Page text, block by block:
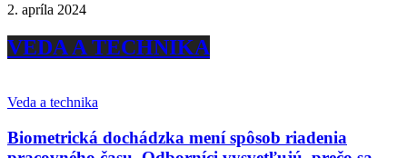
2. apríla 2024
VEDA A TECHNIKA
Veda a technika
Biometrická dochádzka mení spôsob riadenia